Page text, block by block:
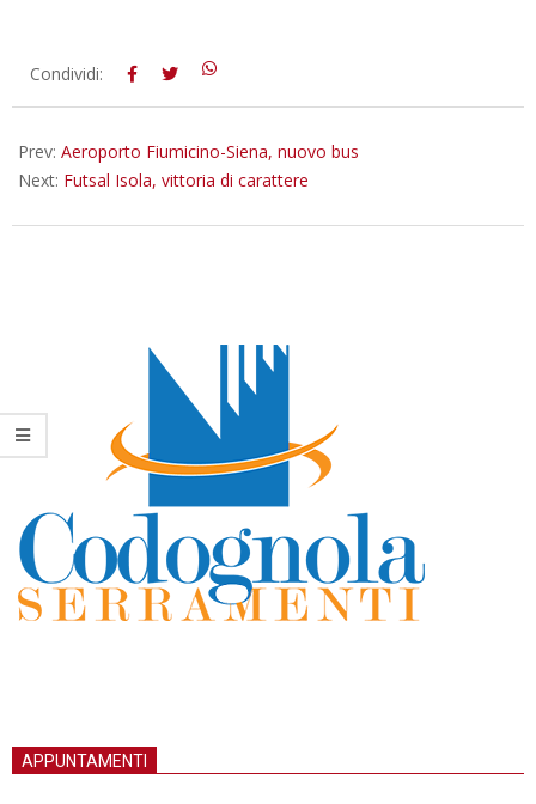
2012-
Condividi:
Prev: Aeroporto Fiumicino-Siena, nuovo bus
Next: Futsal Isola, vittoria di carattere
APPUNTAMENTI